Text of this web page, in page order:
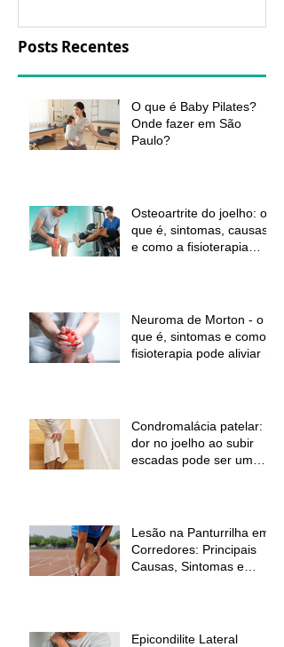
Posts Recentes
O que é Baby Pilates?
Onde fazer em São
Paulo?
Osteoartrite do joelho: o
que é, sintomas, causas
e como a fisioterapia
Neuroma de Morton - o
que é, sintomas e como a
fisioterapia pode aliviar a
Condromalácia patelar:
dor no joelho ao subir
escadas pode ser um
Lesão na Panturrilha em
Corredores: Principais
Causas, Sintomas e
Epicondilite Lateral